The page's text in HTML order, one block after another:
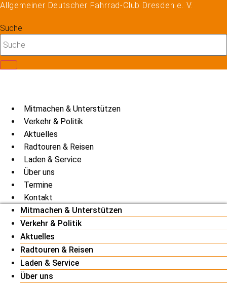
Zum
springen
Allgemeiner Deutscher Fahrrad-Club Dresden e. V.
Suche
Mitmachen & Unterstützen
Verkehr & Politik
Aktuelles
Radtouren & Reisen
Laden & Service
Über uns
Termine
Kontakt
Mitmachen & Unterstützen
Verkehr & Politik
Aktuelles
Radtouren & Reisen
Laden & Service
Über uns